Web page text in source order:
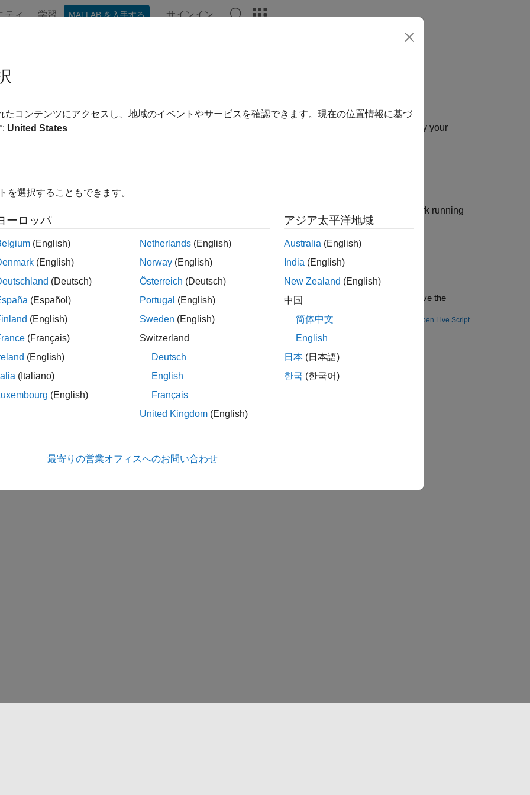
ティ 学習 MATLAB を入手する サインイン
containing user programming and download it to Xilinx®FPGA and SoC devices
Learning HDL Toolbox™ Support Package for AMD FPGA and SoC Devices
enables you to deploy your
Deep Learning Networks on FPGA and SoC Devices
the prototyping, deployment, design verification, and iteration of your custom deep learning network running
bitstream by using the
Examples
with Deep Learning FPGA Deployment on Xilinx ZC706 SoC
compile, and deploy a handwritten character detection series network to an FPGA and use MATLAB® to retrieve the
Open Live Script
How useful was this information?
たコンテンツにアクセスし、地域のイベントやサービスを確認できます。現在の位置情報に基づ
: United States
を選択することもできます。
ーロッパ
(English)
(English)
(Deutsch)
(Español)
(English)
(Français)
(English)
(Italiano)
(English)
Netherlands (English)
Norway (English)
Österreich (Deutsch)
Portugal (English)
Sweden (English)
Switzerland
Deutsch
English
Français
United Kingdom (English)
アジア太平洋地域
Australia (English)
India (English)
New Zealand (English)
中国
简体中文
English
日本 (日本語)
한국 (한국어)
最寄りの営業オフィスへのお問い合わせ